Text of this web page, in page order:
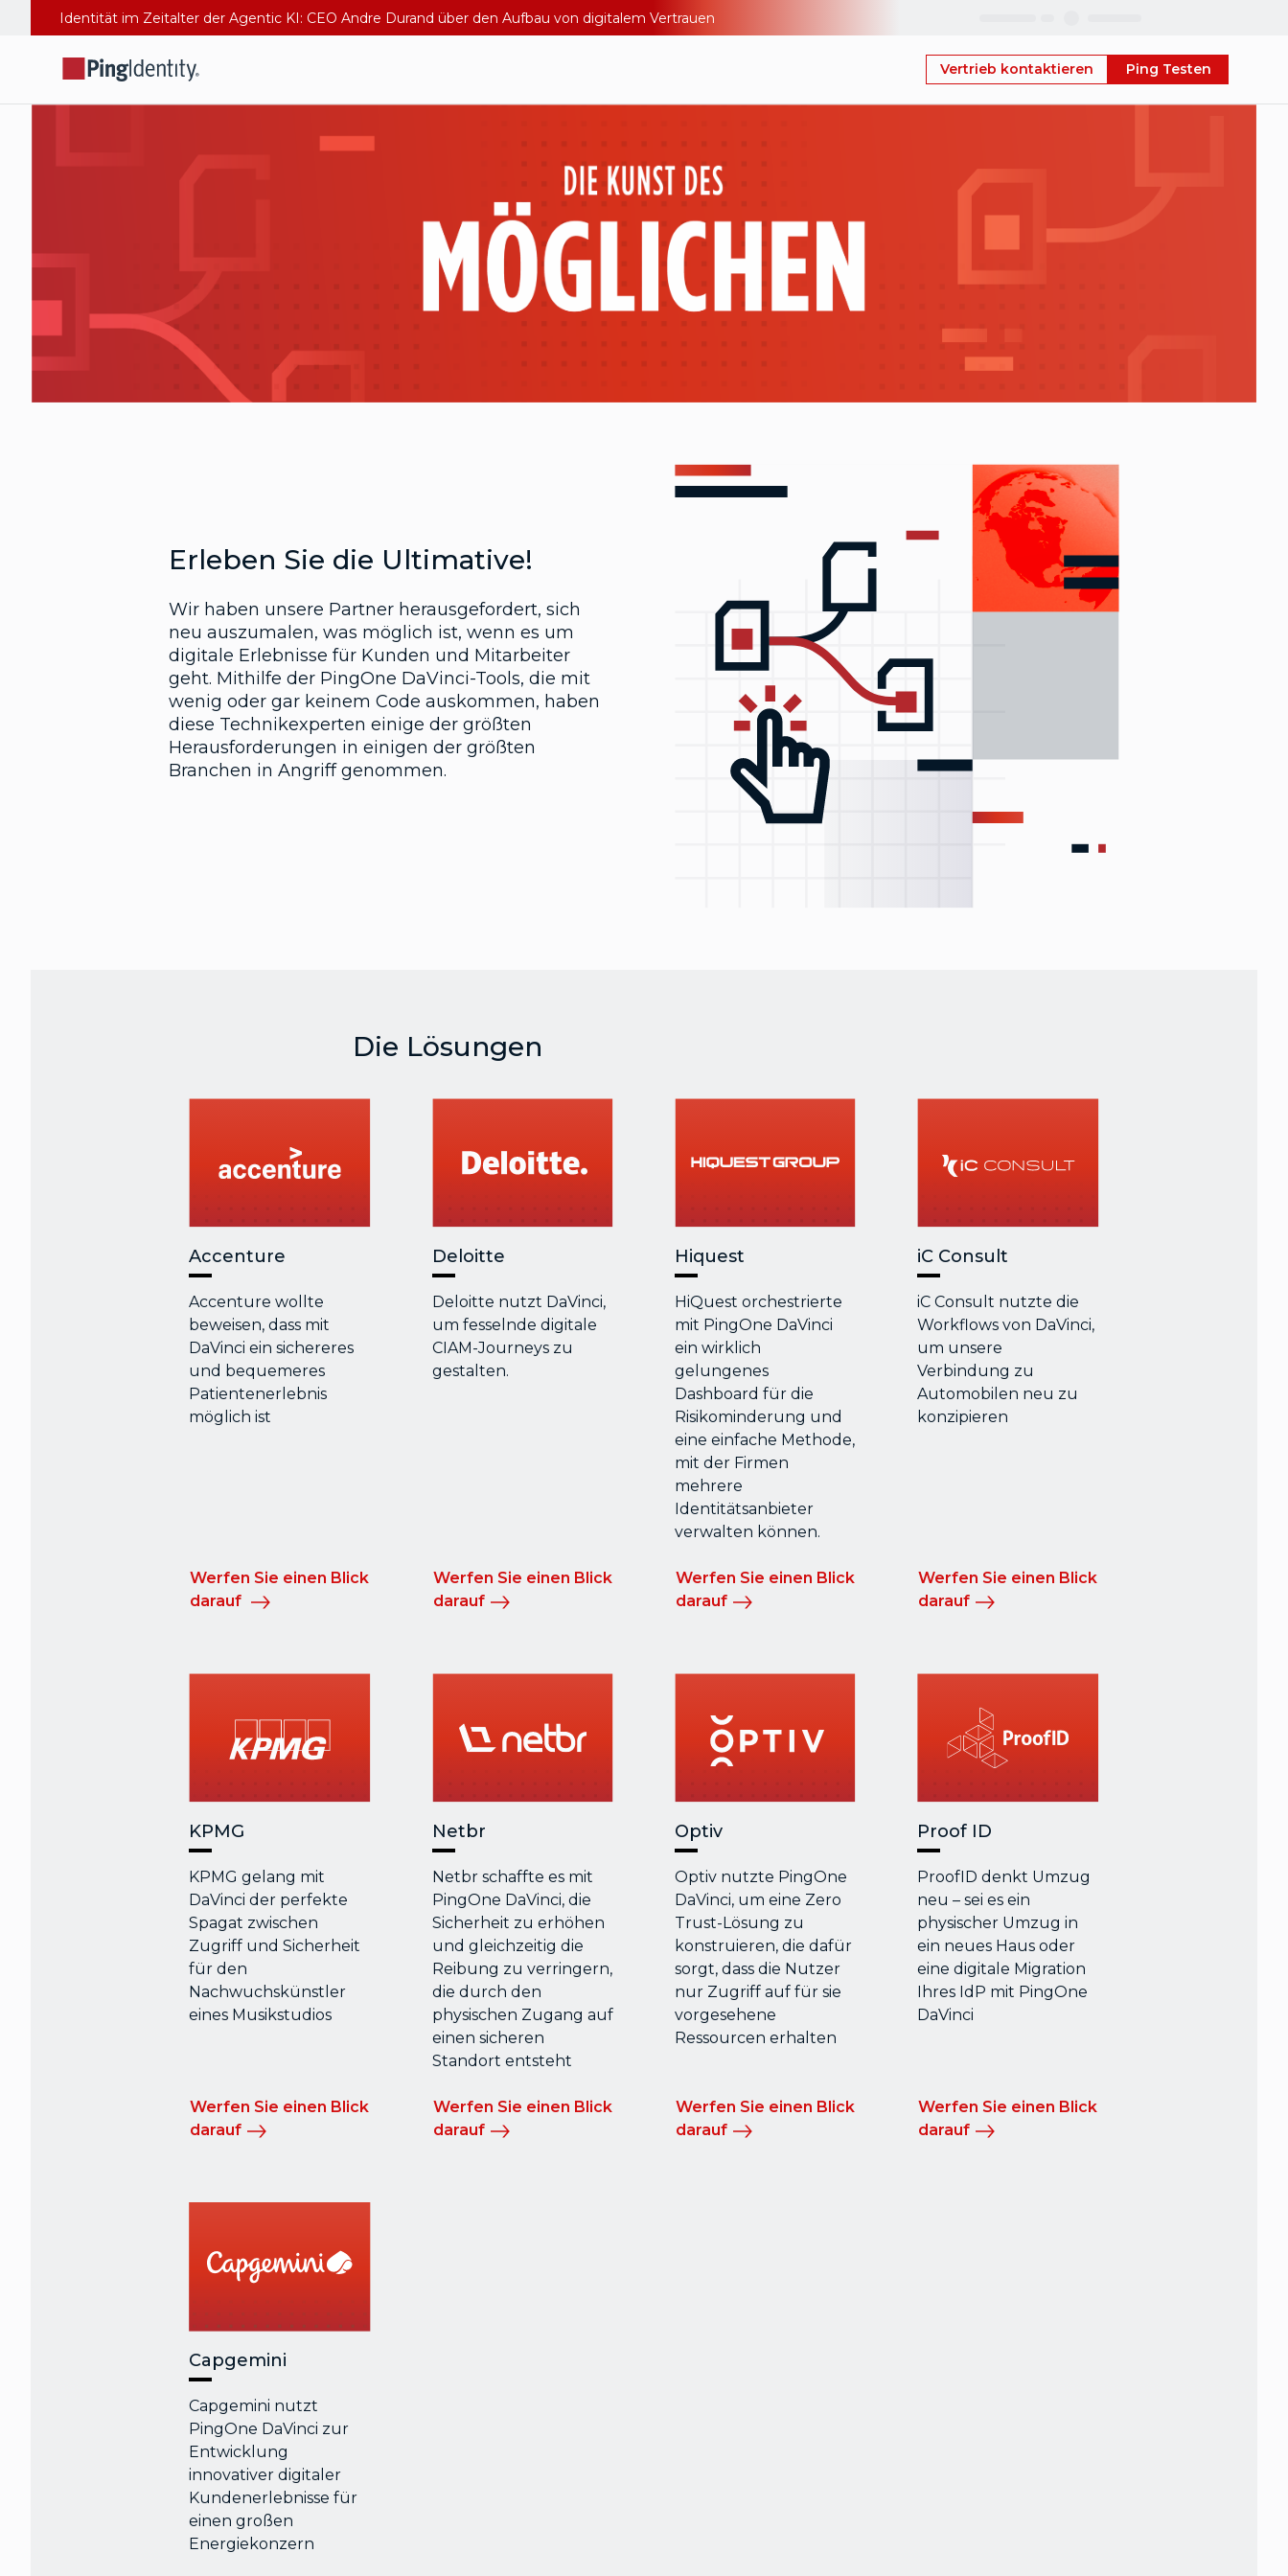
Identität im Zeitalter der Agentic KI: CEO Andre Durand über den Aufbau von digitalem Vertrauen
Vertrieb kontaktieren Ping Testen
Erleben Sie die Ultimative!
Wir haben unsere Partner herausgefordert, sich
neu auszumalen, was möglich ist, wenn es um
digitale Erlebnisse für Kunden und Mitarbeiter
geht. Mithilfe der PingOne DaVinci-Tools, die mit
wenig oder gar keinem Code auskommen, haben
diese Technikexperten einige der größten
Herausforderungen in einigen der größten
Branchen in Angriff genommen.
Die Lösungen
Accenture
Accenture wollte
beweisen, dass mit
DaVinci ein sichereres
und bequemeres
Patientenerlebnis
möglich ist
Werfen Sie einen Blick
darauf
Deloitte
Deloitte nutzt DaVinci,
um fesselnde digitale
CIAM-Journeys zu
gestalten.
Werfen Sie einen Blick
darauf
Hiquest
HiQuest orchestrierte
mit PingOne DaVinci
ein wirklich
gelungenes
Dashboard für die
Risikominderung und
eine einfache Methode,
mit der Firmen
mehrere
Identitätsanbieter
verwalten können.
Werfen Sie einen Blick
darauf
iC Consult
iC Consult nutzte die
Workflows von DaVinci,
um unsere
Verbindung zu
Automobilen neu zu
konzipieren
Werfen Sie einen Blick
darauf
KPMG
KPMG gelang mit
DaVinci der perfekte
Spagat zwischen
Zugriff und Sicherheit
für den
Nachwuchskünstler
eines Musikstudios
Werfen Sie einen Blick
darauf
Netbr
Netbr schaffte es mit
PingOne DaVinci, die
Sicherheit zu erhöhen
und gleichzeitig die
Reibung zu verringern,
die durch den
physischen Zugang auf
einen sicheren
Standort entsteht
Werfen Sie einen Blick
darauf
Optiv
Optiv nutzte PingOne
DaVinci, um eine Zero
Trust-Lösung zu
konstruieren, die dafür
sorgt, dass die Nutzer
nur Zugriff auf für sie
vorgesehene
Ressourcen erhalten
Werfen Sie einen Blick
darauf
Proof ID
ProofID denkt Umzug
neu – sei es ein
physischer Umzug in
ein neues Haus oder
eine digitale Migration
Ihres IdP mit PingOne
DaVinci
Werfen Sie einen Blick
darauf
Capgemini
Capgemini nutzt
PingOne DaVinci zur
Entwicklung
innovativer digitaler
Kundenerlebnisse für
einen großen
Energiekonzern